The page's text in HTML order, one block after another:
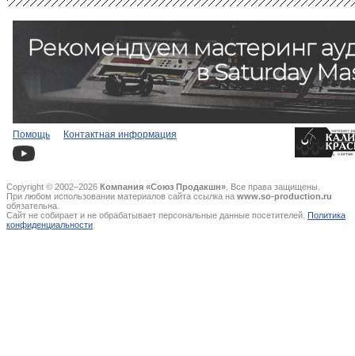
Помощь Контактная информация
Copyright © 2002–2026 Компания «Союз Продакшн» . Все права защищены.
При любом использовании материалов сайта ссылка на www.so-production.ru
обязательна.
Сайт не собирает и не обрабатывает персональные данные посетителей. Политика
конфиденциальности